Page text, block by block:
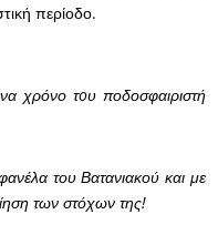
περίοδο.
χρόνο τoυ ποδοσφαιριστή
του Βατανιακού και με
των στόχων της!